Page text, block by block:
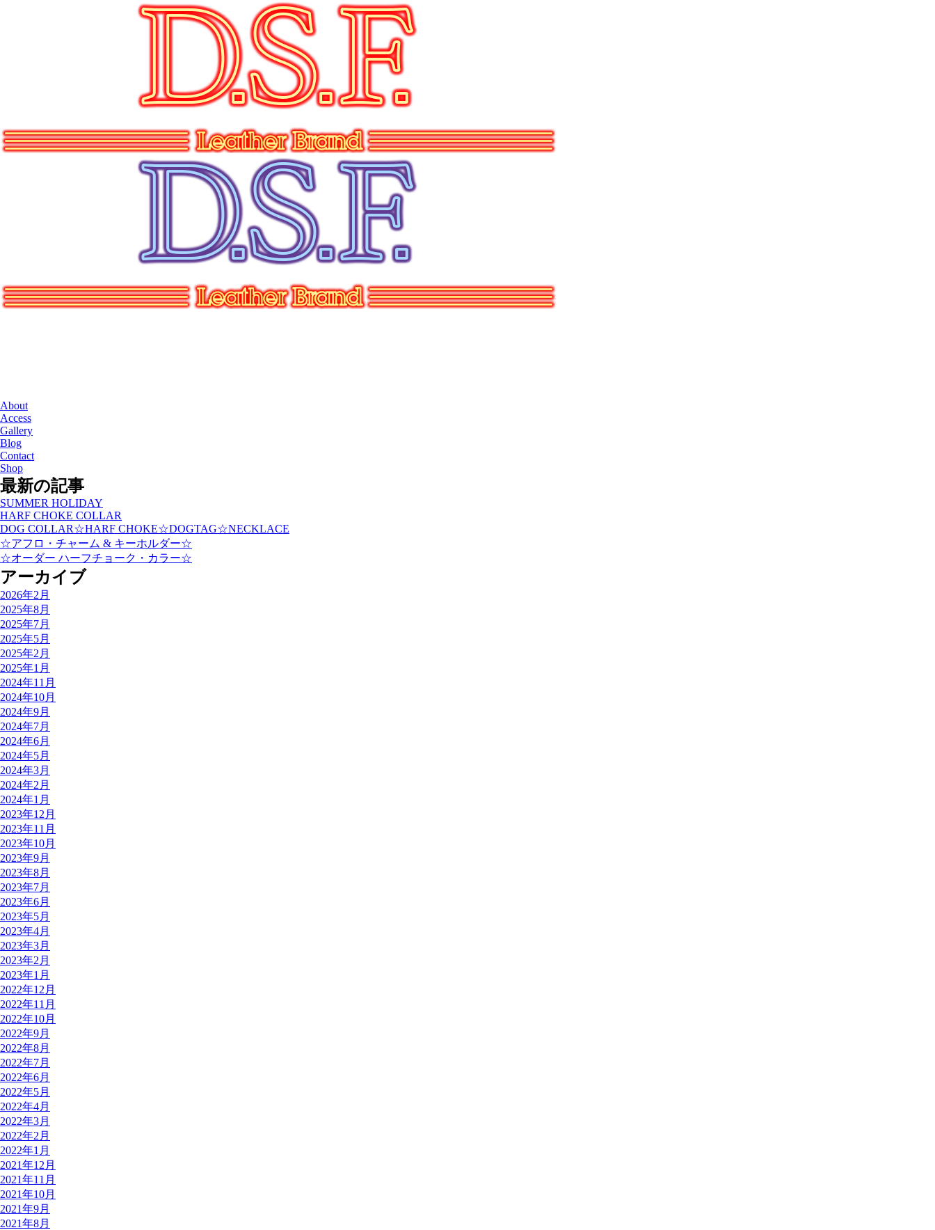
About
Access
Gallery
Blog
Contact
Shop
最新の記事
SUMMER HOLIDAY
HARF CHOKE COLLAR
DOG COLLAR☆HARF CHOKE☆DOGTAG☆NECKLACE
☆アフロ・チャーム & キーホルダー☆
☆オーダー ハーフチョーク・カラー☆
アーカイブ
2026年2月
2025年8月
2025年7月
2025年5月
2025年2月
2025年1月
2024年11月
2024年10月
2024年9月
2024年7月
2024年6月
2024年5月
2024年3月
2024年2月
2024年1月
2023年12月
2023年11月
2023年10月
2023年9月
2023年8月
2023年7月
2023年6月
2023年5月
2023年4月
2023年3月
2023年2月
2023年1月
2022年12月
2022年11月
2022年10月
2022年9月
2022年8月
2022年7月
2022年6月
2022年5月
2022年4月
2022年3月
2022年2月
2022年1月
2021年12月
2021年11月
2021年10月
2021年9月
2021年8月